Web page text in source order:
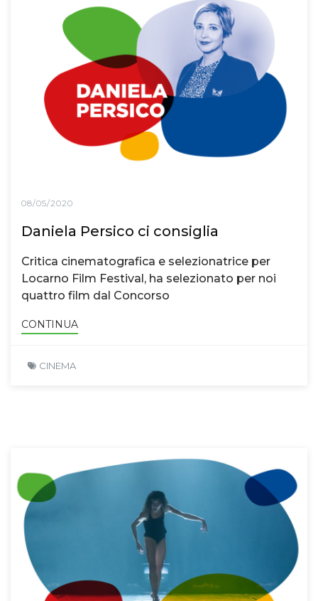
08/05/2020
Daniela Persico ci consiglia
Critica cinematografica e selezionatrice per
Locarno Film Festival, ha selezionato per noi
quattro film dal Concorso
CONTINUA
CINEMA